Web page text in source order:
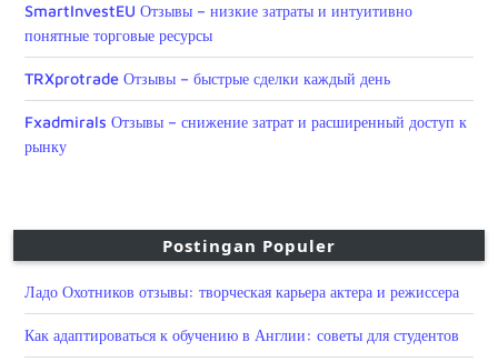
SmartInvestEU Отзывы – низкие затраты и интуитивно
понятные торговые ресурсы
TRXprotrade Отзывы – быстрые сделки каждый день
Fxadmirals Отзывы – снижение затрат и расширенный доступ к
рынку
Postingan Populer
Ладо Охотников отзывы: творческая карьера актера и режиссера
Как адаптироваться к обучению в Англии: советы для студентов